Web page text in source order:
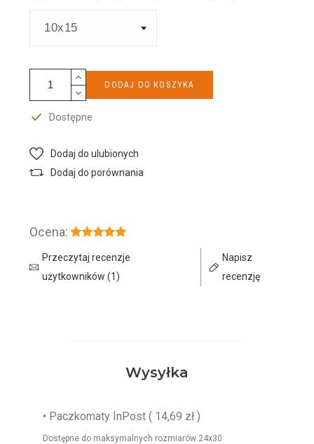
DODAJ DO KOSZYKA
Dostępne
Dodaj do ulubionych
Dodaj do porównania
Ocena:
Przeczytaj recenzje
użytkowników (1)
Napisz
recenzję
Wysyłka
• Paczkomaty InPost( 14,69 zł )
Dostępne do maksymalnych rozmiarów 24x30